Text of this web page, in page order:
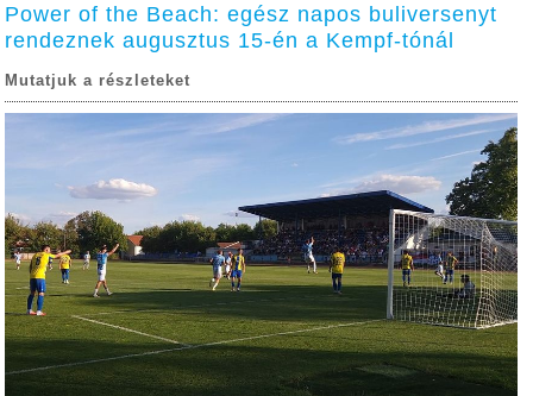
Power of the Beach: egész napos buliversenyt
rendeznek augusztus 15-én a Kempf-tónál
Mutatjuk a részleteket